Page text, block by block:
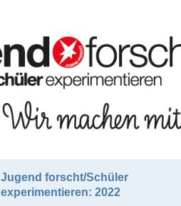
Jugend forscht/Schüler
experimentieren: 2022